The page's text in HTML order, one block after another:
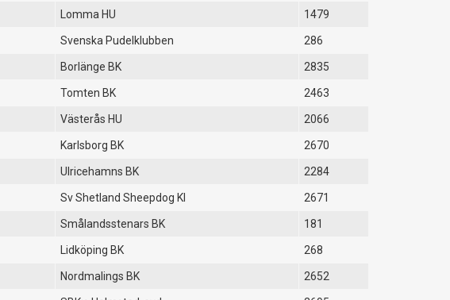
Lomma HU 1479
Svenska Pudelklubben 286
Borlänge BK 2835
Tomten BK 2463
Västerås HU 2066
Karlsborg BK 2670
Ulricehamns BK 2284
Sv Shetland Sheepdog Kl 2671
Smålandsstenars BK 181
Lidköping BK 268
Nordmalings BK 2652